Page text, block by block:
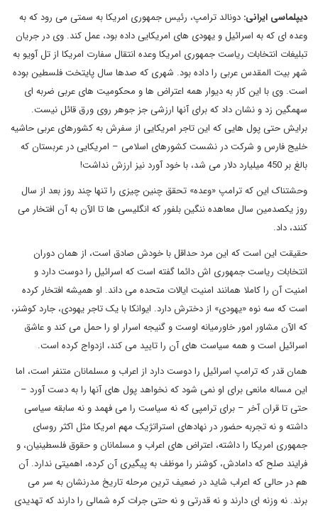
دیپلماسی ایرانی: دونالد ترامپ، رئیس جمهوری امریکا به سمتی می رود که به
وعده ای که به اسرائیل و یهودی های امریکایی داده بود، عمل کند. وی در جریان
تبلیغات انتخابات ریاست جمهوری امریکا وعده انتقال سفارت امریکا از تل آویو به
شهر بیت المقدس عربی را داده بود. شهری که صدها سال پایتخت فلسطین بوده
است. وی با این کار به دیوار همه اعتراض ها و محکومیت های عربی ضربه ای
سهمگین زد و نشان داد که برای آنها ارزشی جز جوهر روی ورق قائل نیست.
برایش حتی پول هایی که این تاجر امریکایی از سفرش به کشورهای عربی حاشیه
خلیج فارس و شرکت در نشست کشورهای اسلامی – امریکایی در عربستان که
بالغ بر 450 میلیارد دلار می شد، با خود آورد نیز ارزش نداشت!
وحشتناک این که ترامپ «وعده» تحقق چنین چیزی را تنها چند روز بعد از سال
روز یکصدمین سال معاهده ننگین بلفور که انگلیسی ها تا الآن به آن افتخار می
کنند، داد.
حقیقت این است که این مرد حداقل با خودش صادق است، از همان دوران
انتخابات ریاست جمهوری اش دائما گفته است که اسرائیل را دوست دارد و
امنیت آن را کاملا همانند امنیت ایالات متحده می داند. او همیشه افتخار کرده
است که سه نوه «یهودی» از دخترش دارد. ایوانکا با یک تاجر یهودی، جارد کوشنر،
که الآن مشاور امور خاورمیانه اوست و گنیجه اسرار او را حمل می کند و عاشق
اسرائیل است و همه سیاست های آن را تایید می کند، ازدواج کرده است.
همان قدر که ترامپ اسرائیل را دوست دارد از اعراب و مسلمانان متنفر است، اما
این مساله مانعی برای او نمی شود که نخواهد پول های آنها را به دست آورد –
حتی تا قران آخر – برای ترامپی که نه سیاست را می فهمد و نه سابقه سیاسی
داشته و نه تجربه حضور در نهادهای استراتژیک مهم امریکا مثل اکثر روسای
جمهوری امریکا را داشته، اعتراض های اعراب و مسلمانان و حقوق فلسطینیان، و
فرایند صلح که دامادش، کوشنر را موظف به پیگیری آن کرده، اهمیتی ندارد. آن
هم در حالی که اعراب شاید در ضعیف ترین مرحله تاریخ مدرنشان به سر می
برند. نه وزنه ای دارند و نه قدرتی و نه حتی جرات کره شمالی را دارند که تهدیدی